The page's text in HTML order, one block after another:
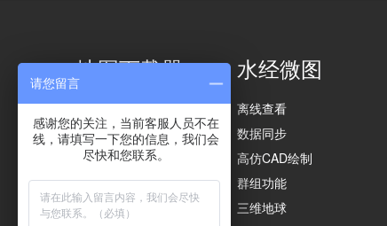
地图下载器
影像下载
矢量下载
高程下载
矢量导入
影像导出
水经微图
离线查看
数据同步
高仿CAD绘制
群组功能
三维地球
请您留言
感谢您的关注，当前客服人员不在
线，请填写一下您的信息，我们会
尽快和您联系。